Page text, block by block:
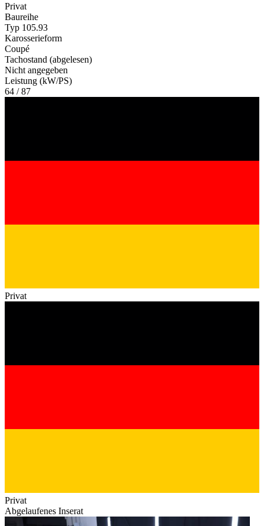
Privat
Baureihe
Typ 105.93
Karosserieform
Coupé
Tachostand (abgelesen)
Nicht angegeben
Leistung (kW/PS)
64 / 87
Privat
Privat
Abgelaufenes Inserat